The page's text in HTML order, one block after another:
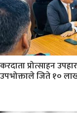
करदाता प्रोत्साहन
उपभोक्ताले जिते १०